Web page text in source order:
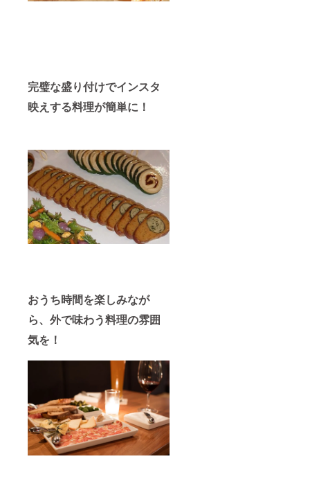
完璧な盛り付けでインスタ
映えする料理が簡単に！
おうち時間を楽しみなが
ら、外で味わう料理の雰囲
気を！